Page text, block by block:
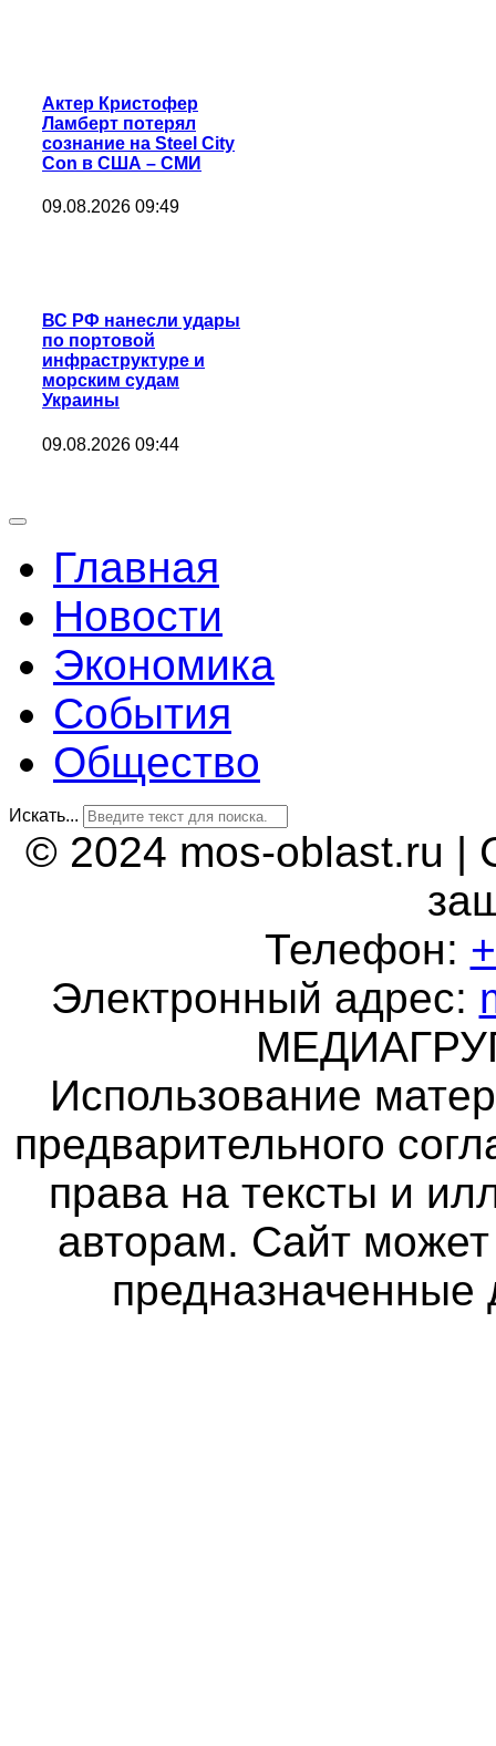
Актер Кристофер
Ламберт потерял
сознание на Steel City
Con в США – СМИ
09.08.2026 09:49
ВС РФ нанесли удары
по портовой
инфраструктуре и
морским судам
Украины
09.08.2026 09:44
Главная
Новости
Экономика
События
Общество
Искать...
© 2024 mos-oblast.ru |
Телефон:
Электронный адрес:
Использование
предварительного
права на тексты и
авторам. Сайт